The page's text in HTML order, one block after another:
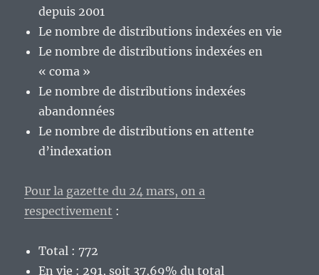
depuis 2001
Le nombre de distributions indexées en vie
Le nombre de distributions indexées en
« coma »
Le nombre de distributions indexées
abandonnées
Le nombre de distributions en attente
d’indexation
Pour la gazette du 24 mars, on a
respectivement :
Total : 772
En vie : 291, soit 37,69% du total